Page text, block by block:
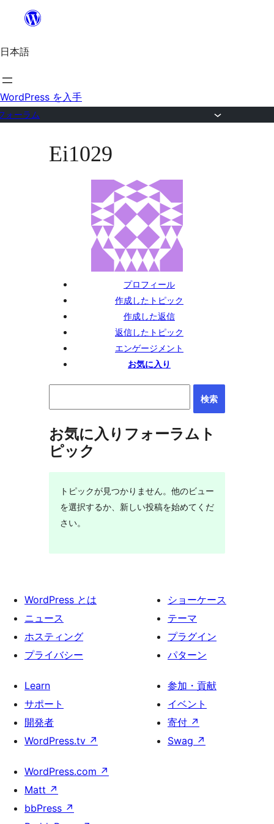
を
キ
ッ
日本語
WordPress を入手
ォーラム
Ei1029
プロフィール
作成したトピック
作成した返信
返信したトピック
エンゲージメント
お気に入り
お気に入りフォーラムト
ピック
トピックが見つかりません。他のビュー
を選択するか、新しい投稿を始めてくだ
さい。
WordPress とは
ニュース
ホスティング
プライバシー
ショーケース
テーマ
プラグイン
パターン
Learn
サポート
開発者
WordPress.tv ↗
参加・貢献
イベント
寄付 ↗
Swag ↗
WordPress.com ↗
Matt ↗
bbPress ↗